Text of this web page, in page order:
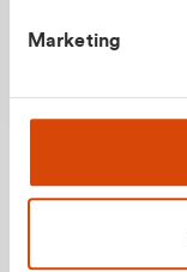
Marketing